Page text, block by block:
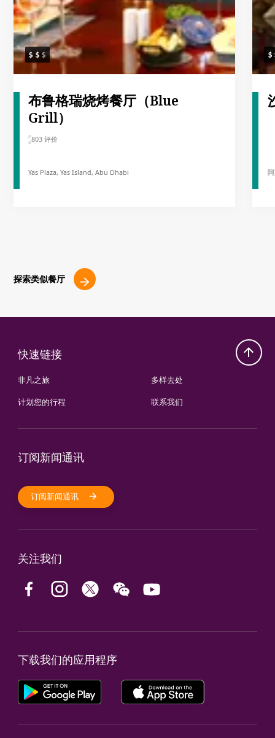
布鲁格瑞烧烤餐厅（Blue
Grill）
803 评价
Yas Plaza, Yas Island, Abu Dhabi
探索类似餐厅
快速链接
非凡之旅
计划您的行程
多样去处
联系我们
订阅新闻通讯
订阅新闻通讯
关注我们
下载我们的应用程序